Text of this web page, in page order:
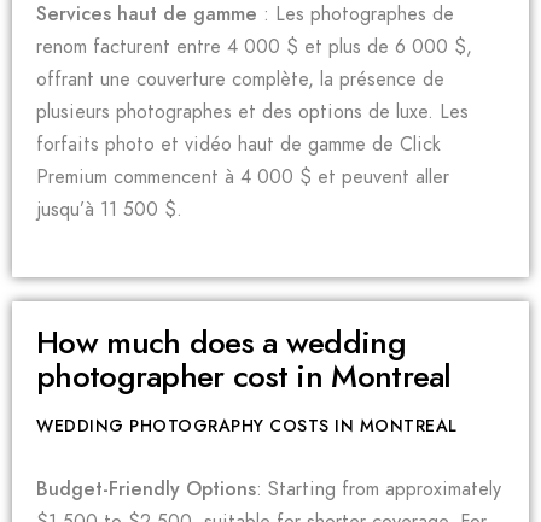
Services haut de gamme : Les photographes de
renom facturent entre 4 000 $ et plus de 6 000 $,
offrant une couverture complète, la présence de
plusieurs photographes et des options de luxe. Les
forfaits photo et vidéo haut de gamme de Click
Premium commencent à 4 000 $ et peuvent aller
jusqu’à 11 500 $.
How much does a wedding
photographer cost in Montreal
WEDDING PHOTOGRAPHY COSTS IN MONTREAL
Budget-Friendly Options: Starting from approximately